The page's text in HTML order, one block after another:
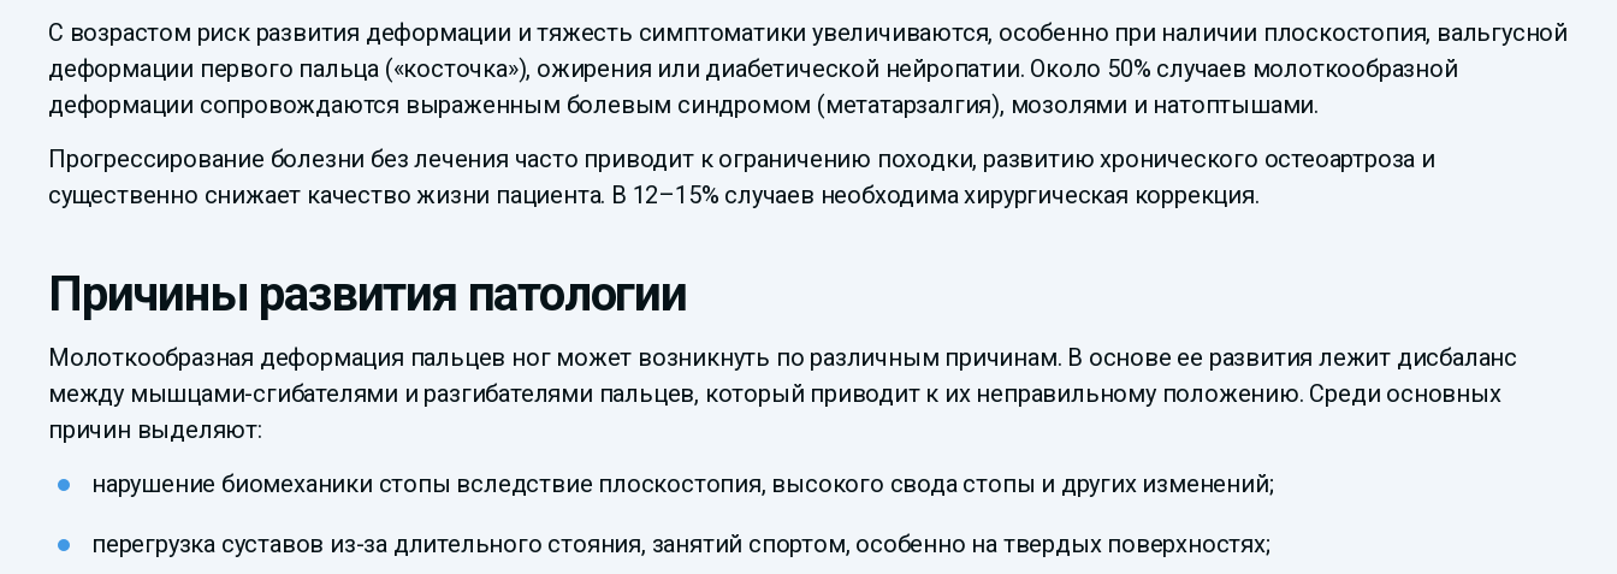
С возрастом риск развития деформации и тяжесть симптоматики увеличиваются, особенно при наличии плоскостопия, вальгусной
деформации первого пальца («косточка»), ожирения или диабетической нейропатии. Около 50% случаев молоткообразной
деформации сопровождаются выраженным болевым синдромом (метатарзалгия), мозолями и натоптышами.
Прогрессирование болезни без лечения часто приводит к ограничению походки, развитию хронического остеоартроза и
существенно снижает качество жизни пациента. В 12–15% случаев необходима хирургическая коррекция.
Причины развития патологии
Молоткообразная деформация пальцев ног может возникнуть по различным причинам. В основе ее развития лежит дисбаланс
между мышцами-сгибателями и разгибателями пальцев, который приводит к их неправильному положению. Среди основных
причин выделяют:
нарушение биомеханики стопы вследствие плоскостопия, высокого свода стопы и других изменений;
перегрузка суставов из-за длительного стояния, занятий спортом, особенно на твердых поверхностях;